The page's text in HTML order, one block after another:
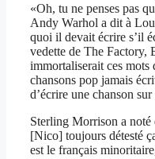
«Oh, tu ne penses pas
Andy Warhol a dit à
quoi il devait écrire s’il
vedette de The Factory,
immortaliserait ces mots
chansons pop jamais
d’écrire une chanson
Sterling Morrison a noté
[Nico] toujours détesté
est le français